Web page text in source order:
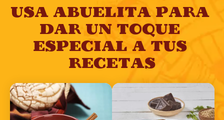
USA ABUELITA PARA
DAR UN TOQUE
ESPECIAL A TUS
RECETAS